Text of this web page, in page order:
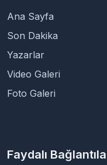
Ana Sayfa
Son Dakika
Yazarlar
Video Galeri
Foto Galeri
Faydalı